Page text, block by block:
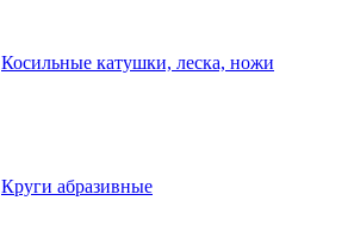
Косильные катушки, леска, ножи
Круги абразивные